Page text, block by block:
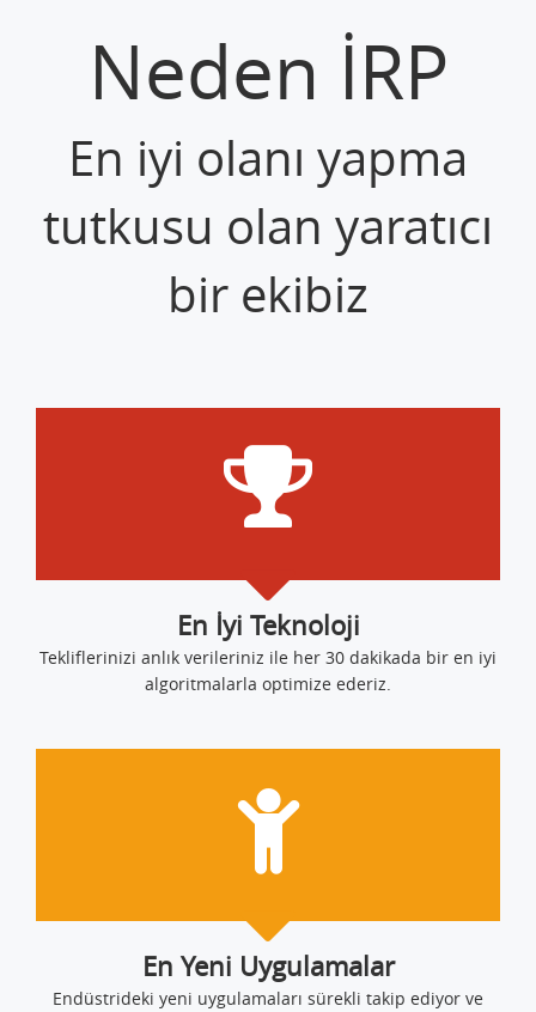
Neden İRP
En iyi olanı yapma
tutkusu olan yaratıcı
bir ekibiz
En İyi Teknoloji
Tekliflerinizi anlık verileriniz ile her 30 dakikada bir en iyi
algoritmalarla optimize ederiz.
En Yeni Uygulamalar
Endüstrideki yeni uygulamaları sürekli takip ediyor ve